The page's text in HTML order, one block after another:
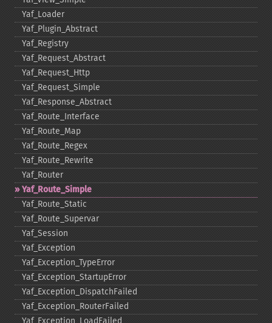
Yaf_​Loader
Yaf_​Plugin_​Abstract
Yaf_​Registry
Yaf_​Request_​Abstract
Yaf_​Request_​Http
Yaf_​Request_​Simple
Yaf_​Response_​Abstract
Yaf_​Route_​Interface
Yaf_​Route_​Map
Yaf_​Route_​Regex
Yaf_​Route_​Rewrite
Yaf_​Router
Yaf_​Route_​Simple
Yaf_​Route_​Static
Yaf_​Route_​Supervar
Yaf_​Session
Yaf_​Exception
Yaf_​Exception_​TypeError
Yaf_​Exception_​StartupError
Yaf_​Exception_​DispatchFailed
Yaf_​Exception_​RouterFailed
Yaf_​Exception_​LoadFailed